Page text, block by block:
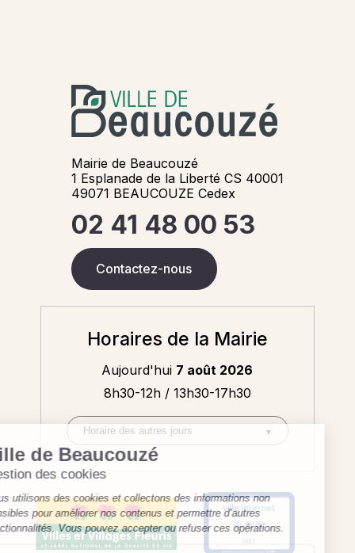
Mairie de Beaucouzé
1 Esplanade de la Liberté CS 40001
49071 BEAUCOUZE Cedex
02 41 48 00 53
Contactez-nous
Horaires de la Mairie
Aujourd'hui 7 août 2026
8h30-12h / 13h30-17h30